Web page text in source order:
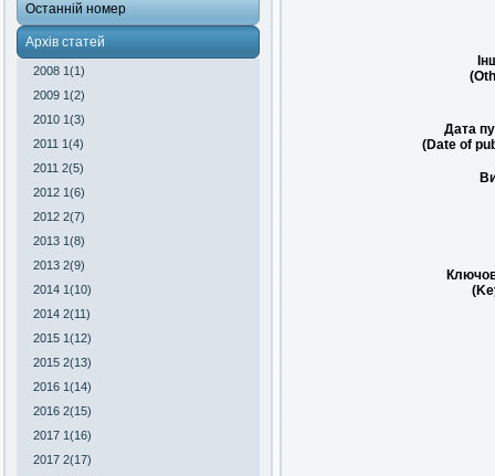
Останній номер
Архів статей
2008 1(1)
2009 1(2)
2010 1(3)
2011 1(4)
2011 2(5)
2012 1(6)
2012 2(7)
2013 1(8)
2013 2(9)
2014 1(10)
2014 2(11)
2015 1(12)
2015 2(13)
2016 1(14)
2016 2(15)
2017 1(16)
2017 2(17)
Дата
(Date of